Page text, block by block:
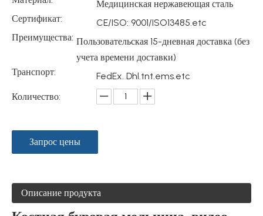
Медицинская нержавеющая сталь
Сертификат:
CE/ISO: 9001/ISO13485.etc
Преимущества: Пользовательская 15-дневная доставка (без
учета времени доставки)
Транспорт:
FedEx. Dhl.tnt.ems.etc
Количество:
Запрос цены
Описание продукта